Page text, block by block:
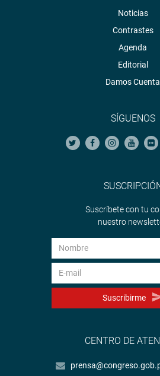
Noticias
Contrastes
Agenda
Editorial
Damos Cuenta
SÍGUENOS
Suscríbete con tu
nuestro
Suscribirme
CENTRO DE